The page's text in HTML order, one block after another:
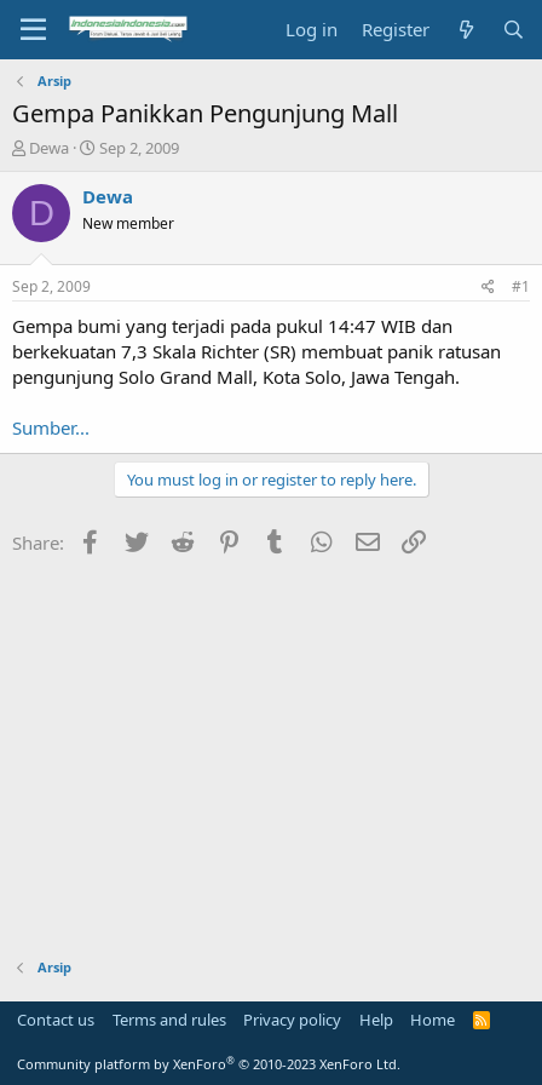
Log in Register
Arsip
Gempa Panikkan Pengunjung Mall
T
r
a
t
a
t
e
Dewa
S
a
t
e
Sep 2, 2009
D Dewa
New member
Sep 2, 2009 #1
Gempa bumi yang terjadi pada pukul 14:47 WIB dan
berkekuatan 7,3 Skala Richter (SR) membuat panik ratusan
pengunjung Solo Grand Mall, Kota Solo, Jawa Tengah.
Sumber...
You must log in or register to reply here.
Share: Facebook
Twitter Reddit PinterestTumblr WhatsApp
Email
Arsip
Contact us Terms and rules Privacy policy Help Home
R
Community platform by XenForo® © 2010-2023 XenForo Ltd.